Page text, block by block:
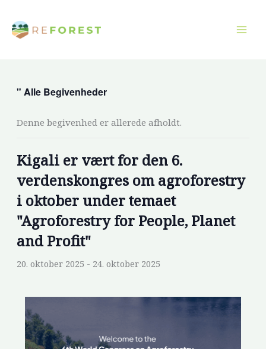
indholdet
" Alle Begivenheder
Denne begivenhed er allerede afholdt.
Kigali er vært for den 6.
verdenskongres om agroforestry
i oktober under temaet
"Agroforestry for People, Planet
and Profit"
20. oktober 2025 - 24. oktober 2025